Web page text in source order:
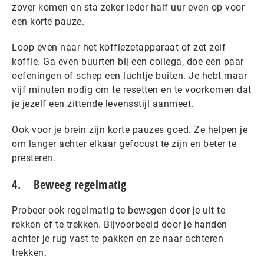
zover komen en sta zeker ieder half uur even op voor
een korte pauze.
Loop even naar het koffiezetapparaat of zet zelf
koffie. Ga even buurten bij een collega, doe een paar
oefeningen of schep een luchtje buiten. Je hebt maar
vijf minuten nodig om te resetten en te voorkomen dat
je jezelf een zittende levensstijl aanmeet.
Ook voor je brein zijn korte pauzes goed. Ze helpen je
om langer achter elkaar gefocust te zijn en beter te
presteren.
4. Beweeg regelmatig
Probeer ook regelmatig te bewegen door je uit te
rekken of te trekken. Bijvoorbeeld door je handen
achter je rug vast te pakken en ze naar achteren
trekken.